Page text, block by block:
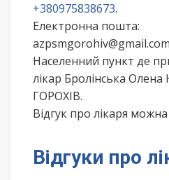
+380975838673.
Електронна пошта:
Населенний пункт де
лікар Бролінська Олена
ГОРОХІВ.
Відгук про лікаря
Відгуки про